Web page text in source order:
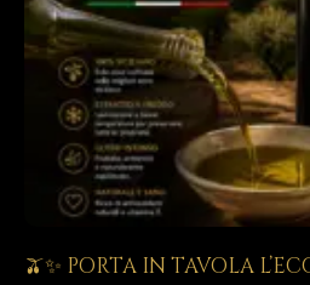
🫒✨ PORTA IN TAVOLA